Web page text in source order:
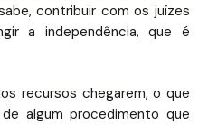
contribuir com os juízes
a independência, que é
recursos chegarem, o que
algum procedimento que